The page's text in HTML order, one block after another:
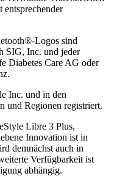
Logos sind
SIG, Inc. und jeder
Diabetes Care AG oder
Inc. und in den
und Regionen registriert.
Libre 3 Plus,
Innovation ist in
demnächst auch in
Verfügbarkeit ist
abhängig.